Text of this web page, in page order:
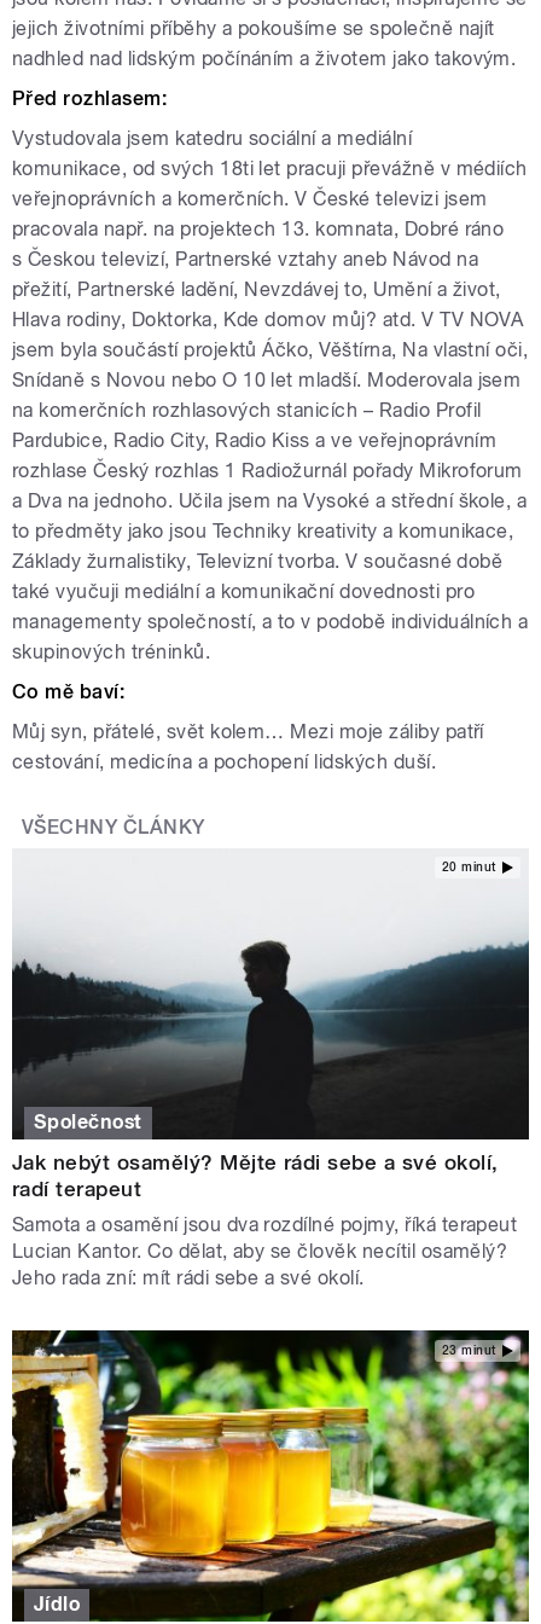
jejich životními příběhy a pokoušíme se společně najít
nadhled nad lidským počínáním a životem jako takovým.
Před rozhlasem:
Vystudovala jsem katedru sociální a mediální
komunikace, od svých 18ti let pracuji převážně v médiích
veřejnoprávních a komerčních. V České televizi jsem
pracovala např. na projektech 13. komnata, Dobré ráno
s Českou televizí, Partnerské vztahy aneb Návod na
přežití, Partnerské ladění, Nevzdávej to, Umění a život,
Hlava rodiny, Doktorka, Kde domov můj? atd. V TV NOVA
jsem byla součástí projektů Áčko, Věštírna, Na vlastní oči,
Snídaně s Novou nebo O 10 let mladší. Moderovala jsem
na komerčních rozhlasových stanicích – Radio Profil
Pardubice, Radio City, Radio Kiss a ve veřejnoprávním
rozhlase Český rozhlas 1 Radiožurnál pořady Mikroforum
a Dva na jednoho. Učila jsem na Vysoké a střední škole, a
to předměty jako jsou Techniky kreativity a komunikace,
Základy žurnalistiky, Televizní tvorba. V současné době
také vyučuji mediální a komunikační dovednosti pro
managementy společností, a to v podobě individuálních a
skupinových tréninků.
Co mě baví:
Můj syn, přátelé, svět kolem… Mezi moje záliby patří
cestování, medicína a pochopení lidských duší.
VŠECHNY ČLÁNKY
20 minut
Společnost
Jak nebýt osamělý? Mějte rádi sebe a své okolí,
radí terapeut
Samota a osamění jsou dva rozdílné pojmy, říká terapeut
Lucian Kantor. Co dělat, aby se člověk necítil osamělý?
Jeho rada zní: mít rádi sebe a své okolí.
23 minut
Jídlo